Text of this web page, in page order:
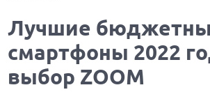
Лучшие
смартфоны 2022
выбор ZOOM